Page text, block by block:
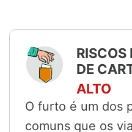
RISCOS
DE
ALTO
O furto é um dos
comuns que os